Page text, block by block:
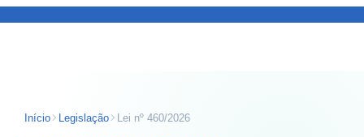
Início Legislação Lei nº 460/2026